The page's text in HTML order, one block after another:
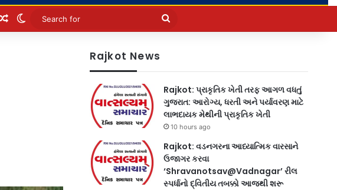
Random Article
Switch skin
Search
Rajkot News
Rajkot: પ્રાકૃતિક ખેતી તરફ આગળ વધતું
ગુજરાત: આરોગ્ય, ધરતી અને પર્યાવરણ માટે
લાભદાયક મેથીની પ્રાકૃતિક ખેતી
10 hours ago
Rajkot: વડનગરના આધ્યાત્મિક વારસાને
ઉજાગર કરવા
‘Shravanotsav@Vadnagar’ રીલ
સ્પર્ધાનો દ્વિતીય તબક્કો આજથી શરૂ